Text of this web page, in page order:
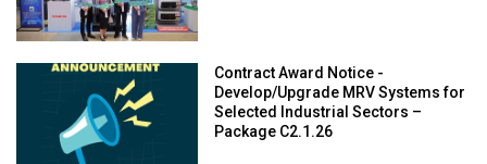
Contract Award Notice -
Develop/Upgrade MRV Systems for
Selected Industrial Sectors –
Package C2.1.26